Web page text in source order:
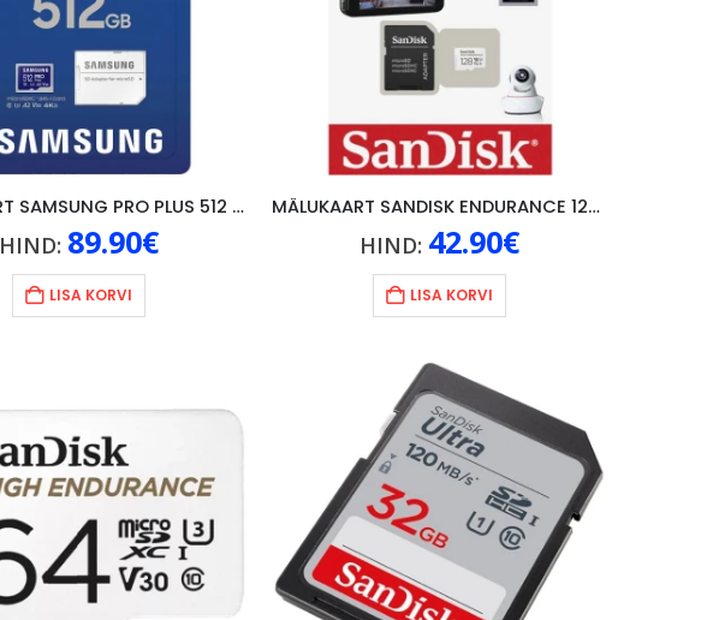
MÄLUKAART SAMSUNG PRO PLUS 512 GB
HIND: 89.90€
LISA KORVI
MÄLUKAART SANDISK ENDURANCE 128GB
HIND: 42.90€
LISA KORVI